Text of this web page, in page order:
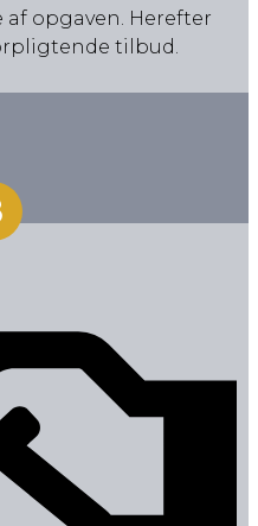
opgaven. Herefter
tilbud.